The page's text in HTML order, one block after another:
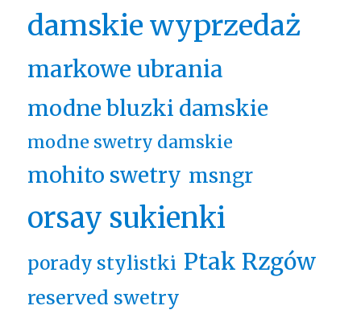
damskie wyprzedaż
markowe ubrania
modne bluzki damskie
modne swetry damskie
mohito swetry msngr
orsay sukienki
porady stylistki Ptak Rzgów
reserved swetry